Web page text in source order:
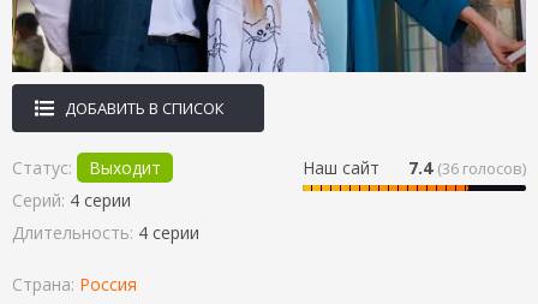
ДОБАВИТЬ В СПИСОК
Наш сайт 7.4 (36 голосов)
Статус:
Выходит
Серий: 4 серии
Длительность: 4 серии
Страна: Россия